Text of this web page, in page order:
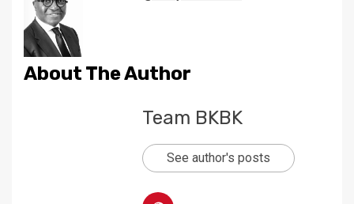
About The Author
Team BKBK
See author's posts